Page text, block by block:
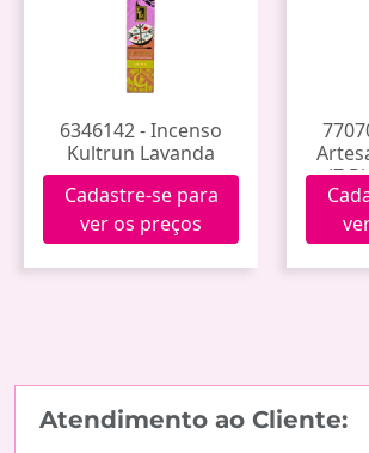
6346142 - Incenso
Kultrun Lavanda
Cadastre-se para
ver os preços
(7
Atendimento ao Cliente: